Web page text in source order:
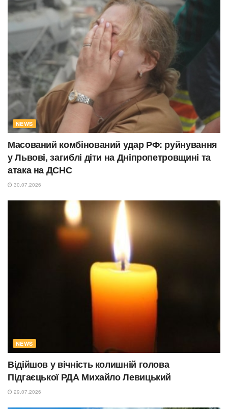
NEWS
Масований комбінований удар РФ: руйнування
у Львові, загиблі діти на Дніпропетровщині та
атака на ДСНС
30.07.2026
NEWS
Відійшов у вічність колишній голова
Підгаєцької РДА Михайло Левицький
29.07.2026